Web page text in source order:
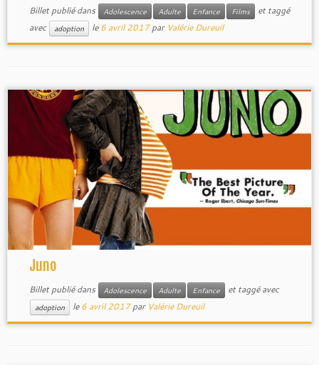
Billet publié dans Adolescence Adulte Enfance Films
et taggé
avec
adoption le6 avril 2017 par Valérie Dureuil
Juno
Billet publié dans Adolescence Adulte Enfance et taggé avec
adoption le6 avril 2017 par Valérie Dureuil